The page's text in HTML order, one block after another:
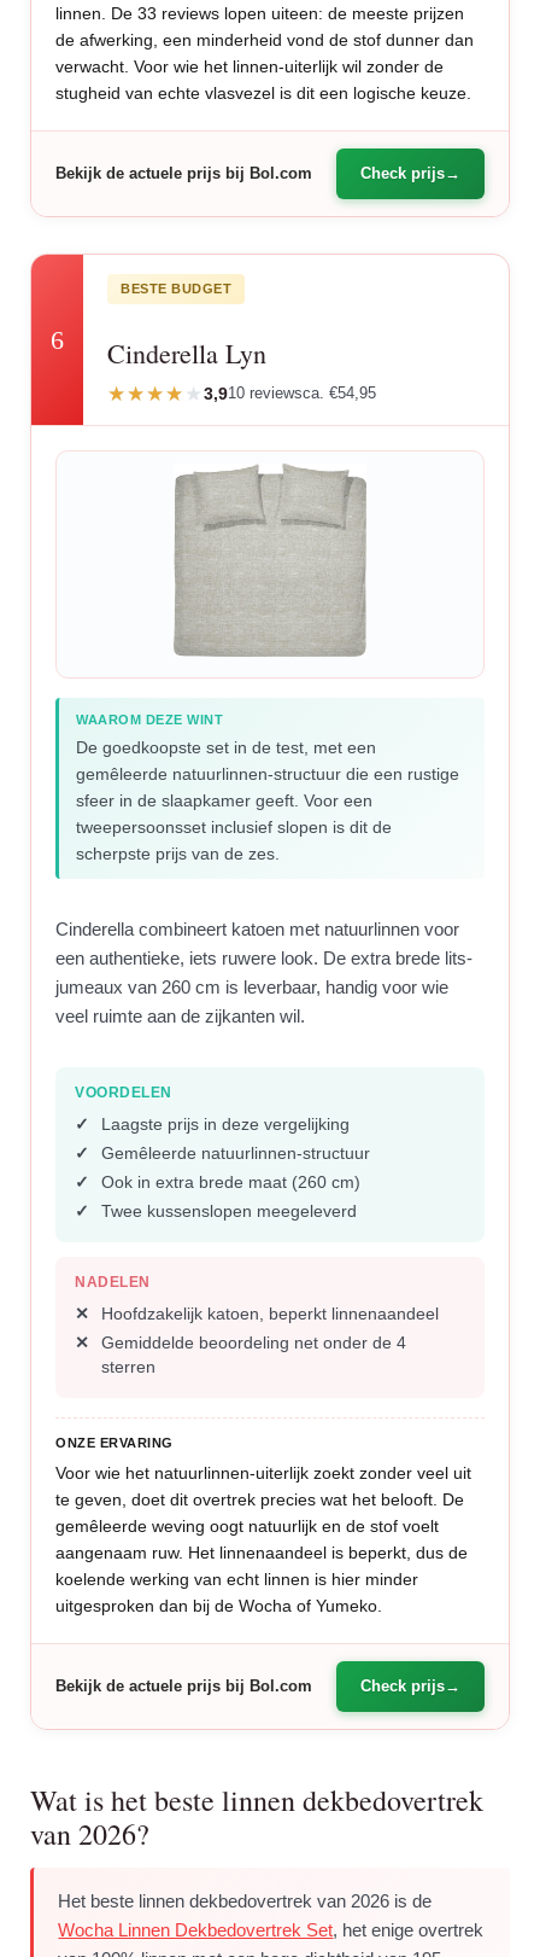
linnen. De 33 reviews lopen uiteen: de meeste prijzen
de afwerking, een minderheid vond de stof dunner dan
verwacht. Voor wie het linnen-uiterlijk wil zonder de
stugheid van echte vlasvezel is dit een logische keuze.
Bekijk de actuele prijs bij Bol.com Check prijs
6
BESTE BUDGET
Cinderella Lyn
3,910 reviewsca. €54,95
WAAROM DEZE WINT
De goedkoopste set in de test, met een
gemêleerde natuurlinnen-structuur die een rustige
sfeer in de slaapkamer geeft. Voor een
tweepersoonsset inclusief slopen is dit de
scherpste prijs van de zes.
Cinderella combineert katoen met natuurlinnen voor
een authentieke, iets ruwere look. De extra brede lits-
jumeaux van 260 cm is leverbaar, handig voor wie
veel ruimte aan de zijkanten wil.
VOORDELEN
Laagste prijs in deze vergelijking
Gemêleerde natuurlinnen-structuur
Ook in extra brede maat (260 cm)
Twee kussenslopen meegeleverd
NADELEN
Hoofdzakelijk katoen, beperkt linnenaandeel
Gemiddelde beoordeling net onder de 4
sterren
ONZE ERVARING
Voor wie het natuurlinnen-uiterlijk zoekt zonder veel uit
te geven, doet dit overtrek precies wat het belooft. De
gemêleerde weving oogt natuurlijk en de stof voelt
aangenaam ruw. Het linnenaandeel is beperkt, dus de
koelende werking van echt linnen is hier minder
uitgesproken dan bij de Wocha of Yumeko.
Bekijk de actuele prijs bij Bol.com Check prijs
Wat is het beste linnen dekbedovertrek
van 2026?
Het beste linnen dekbedovertrek van 2026 is de
Wocha Linnen Dekbedovertrek Set, het enige overtrek